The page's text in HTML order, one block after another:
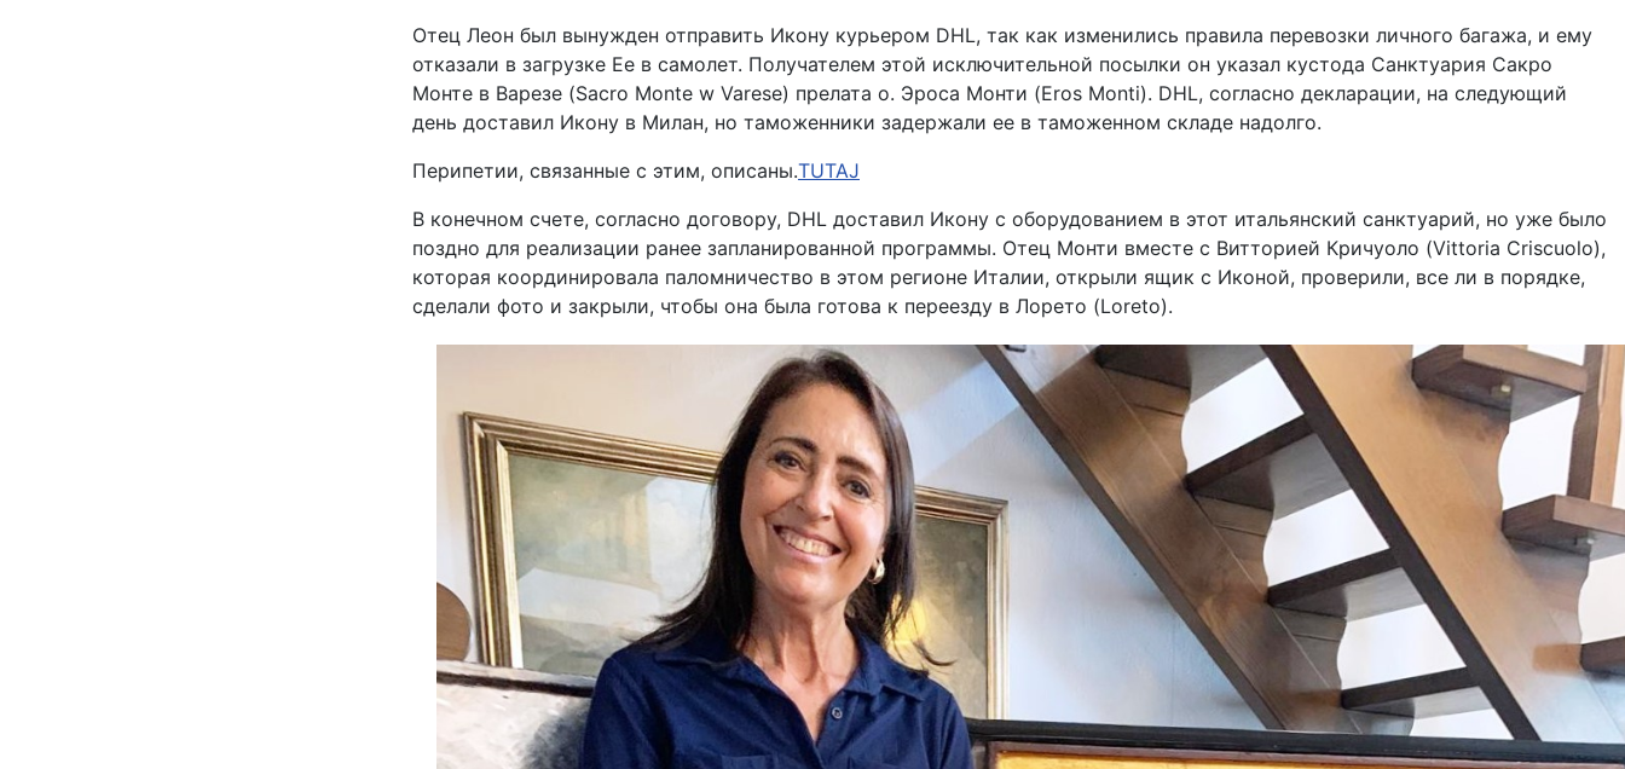
Отец Леон был вынужден отправить Икону курьером DHL, так как изменились правила перевозки личного багажа, и ему
отказали в загрузке Ее в самолет. Получателем этой исключительной посылки он указал кустода Санктуария Сакро
Монте в Варезе (Sacro Monte w Varese) прелата о. Эроса Монти (Eros Monti). DHL, согласно декларации, на следующий
день доставил Икону в Милан, но таможенники задержали ее в таможенном складе надолго.
Перипетии, связанные с этим, описаны.TUTAJ
В конечном счете, согласно договору, DHL доставил Икону с оборудованием в этот итальянский санктуарий, но уже было
поздно для реализации ранее запланированной программы. Отец Монти вместе с Витторией Кричуоло (Vittoria Criscuolo),
которая координировала паломничество в этом регионе Италии, открыли ящик с Иконой, проверили, все ли в порядке,
сделали фото и закрыли, чтобы она была готова к переезду в Лорето (Loreto).